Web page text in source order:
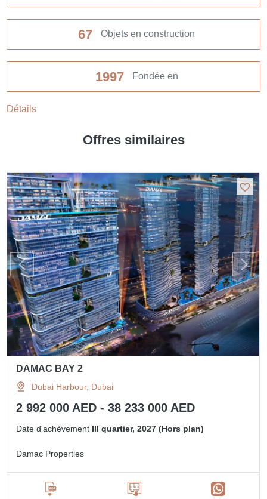
67 Objets en construction
1997 Fondée en
Détails
Offres similaires
DAMAC BAY 2
Dubai Harbour, Dubai
2 992 000 AED - 38 233 000 AED
Date d'achèvement III quartier, 2027 (Hors plan)
Damac Properties